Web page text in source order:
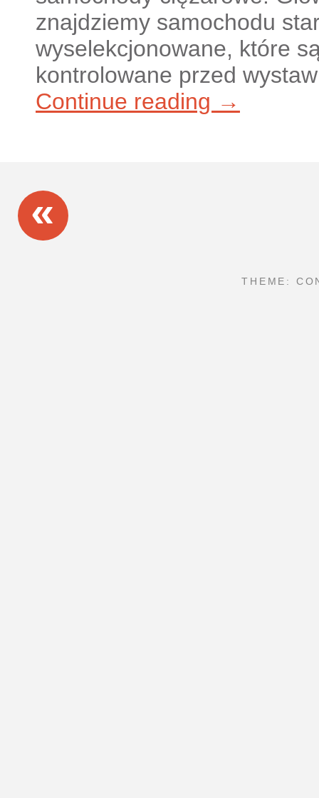
znajdziemy samochodu
wyselekcjonowane, które
kontrolowane przed
Continue reading →
«
THEME: